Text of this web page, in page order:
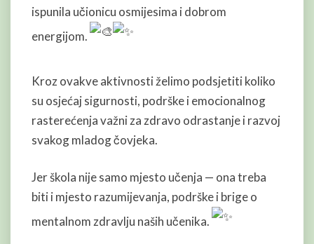
ispunila učionicu osmijesima i dobrom
energijom.
Kroz ovakve aktivnosti želimo podsjetiti koliko
su osjećaj sigurnosti, podrške i emocionalnog
rasterećenja važni za zdravo odrastanje i razvoj
svakog mladog čovjeka.
Jer škola nije samo mjesto učenja — ona treba
biti i mjesto razumijevanja, podrške i brige o
mentalnom zdravlju naših učenika.